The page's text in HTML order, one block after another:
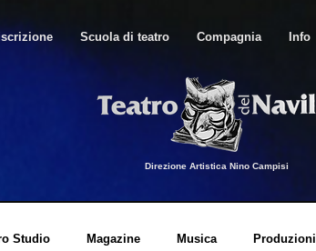
Scuola di teatro Compagnia Info
Direzione Artistica Nino Campisi
Studio Magazine Musica Produzioni